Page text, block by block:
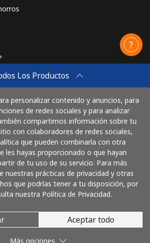
Los Productos
personalizar contenido y anuncios, para
de redes sociales y para analizar
compartimos información sobre tu
con colaboradores de redes sociales,
que pueden combinarla con otra
les hayas proporcionado o que hayan
de tu uso de su servicio. Para más
nuestras prácticas de privacidad y otras
que podrías tener a tu disposición, por
nuestra Política de Privacidad.
Aceptar todo
Más opciones
Paga con
© 2026 LlamaColombia